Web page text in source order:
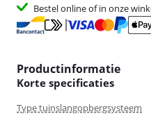
Bestel online of in onze
Productinformatie
Korte specificaties
Type tuinslangopbergsysteem